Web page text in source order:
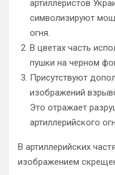
артиллеристов
символизируют
огня.
В цветах часть
пушки на черном
Присутствуют
изображений
Это отражает
артиллерийского
В артиллерийских
изображением